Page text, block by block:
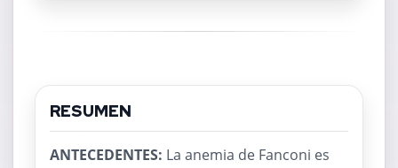
RESUMEN
ANTECEDENTES: La anemia de Fanconi es